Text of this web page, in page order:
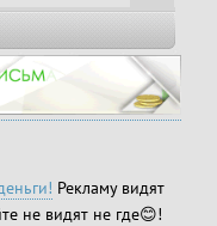
Рекламу видят
не видят не где😊!